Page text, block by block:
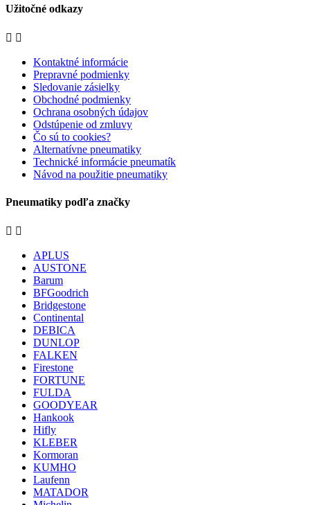
Užitočné odkazy
 
Kontaktné informácie
Prepravné podmienky
Sledovanie zásielky
Obchodné podmienky
Ochrana osobných údajov
Odstúpenie od zmluvy
Čo sú to cookies?
Alternatívne pneumatiky
Technické informácie pneumatík
Návod na použitie pneumatiky
Pneumatiky podľa značky
 
APLUS
AUSTONE
Barum
BFGoodrich
Bridgestone
Continental
DEBICA
DUNLOP
FALKEN
Firestone
FORTUNE
FULDA
GOODYEAR
Hankook
Hifly
KLEBER
Kormoran
KUMHO
Laufenn
MATADOR